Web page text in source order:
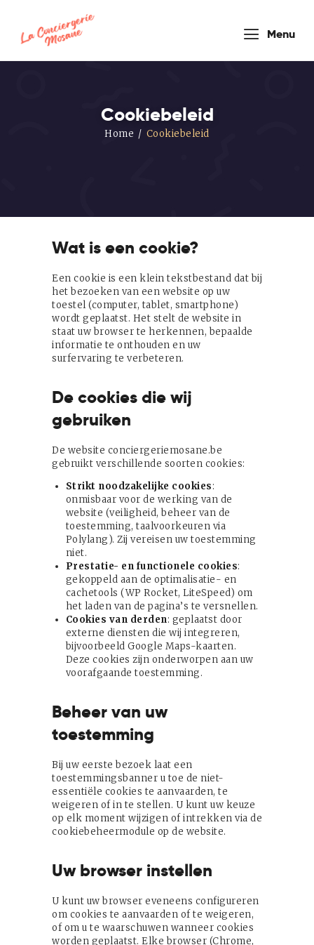
Menu
Cookiebeleid
Home Cookiebeleid
conciergerie
mosane
HOUSEKEEPER COMPANY
Diensten
Bloggen
Contact
Nederland
Wat is een cookie?
Een cookie is een klein tekstbestand dat bij
het bezoeken van een website op uw
toestel (computer, tablet, smartphone)
wordt geplaatst. Het stelt de website in
staat uw browser te herkennen, bepaalde
informatie te onthouden en uw
surfervaring te verbeteren.
De cookies die wij
gebruiken
De website conciergeriemosane.be
gebruikt verschillende soorten cookies:
Strikt noodzakelijke cookies:
onmisbaar voor de werking van de
website (veiligheid, beheer van de
toestemming, taalvoorkeuren via
Polylang). Zij vereisen uw toestemming
niet.
Prestatie- en functionele cookies:
gekoppeld aan de optimalisatie- en
cachetools (WP Rocket, LiteSpeed) om
het laden van de pagina’s te versnellen.
Cookies van derden: geplaatst door
externe diensten die wij integreren,
bijvoorbeeld Google Maps-kaarten.
Deze cookies zijn onderworpen aan uw
voorafgaande toestemming.
Beheer van uw
toestemming
Bij uw eerste bezoek laat een
toestemmingsbanner u toe de niet-
essentiële cookies te aanvaarden, te
weigeren of in te stellen. U kunt uw keuze
op elk moment wijzigen of intrekken via de
cookiebeheermodule op de website.
Uw browser instellen
U kunt uw browser eveneens configureren
om cookies te aanvaarden of te weigeren,
of om u te waarschuwen wanneer cookies
worden geplaatst. Elke browser (Chrome,